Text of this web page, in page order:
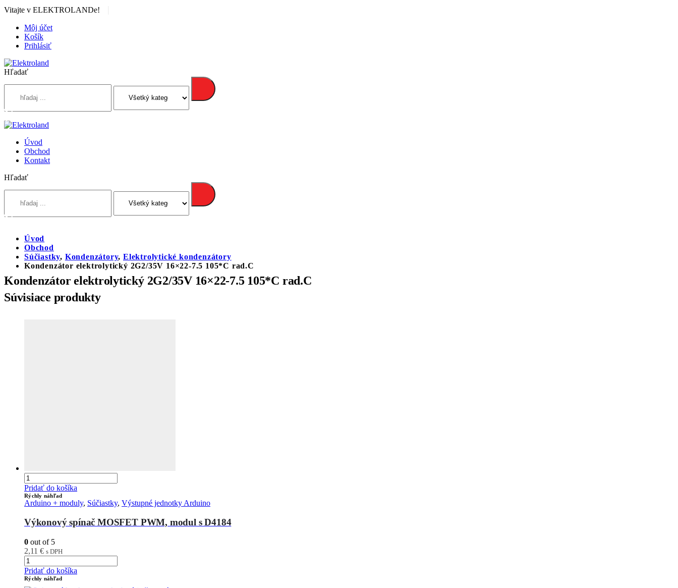
Vitajte v ELEKTROLANDe!
Môj účet
Košík
Prihlásiť
Hľadať
Úvod
Obchod
Kontakt
Hľadať
Úvod
Obchod
Súčiastky, Kondenzátory,Elektrolytické kondenzátory
Kondenzátor elektrolytický 2G2/35V 16×22-7.5 105*C rad.C
Kondenzátor elektrolytický 2G2/35V 16×22-7.5 105*C rad.C
Súvisiace produkty
Pridať do košíka
Rýchly náhľad
Arduino + moduly, Súčiastky, Výstupné jednotky Arduino
Výkonový spínač MOSFET PWM, modul s D4184
0 out of 5
2,11 € s DPH
Pridať do košíka
Rýchly náhľad